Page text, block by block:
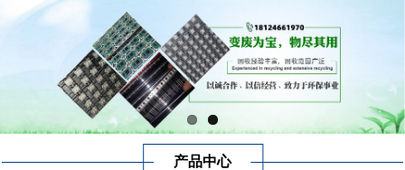
产品中心